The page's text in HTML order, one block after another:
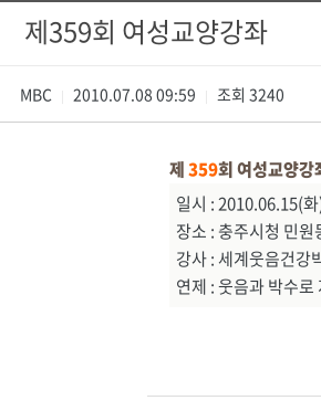
제359회 여성교양강좌
MBC 2010.07.08 09:59 조회 3240
제359회 여성교양강
일시 : 2010.06.15(
장소 : 충주시청 민원
강사 : 세계웃음건강
연제 : 웃음과 박수로